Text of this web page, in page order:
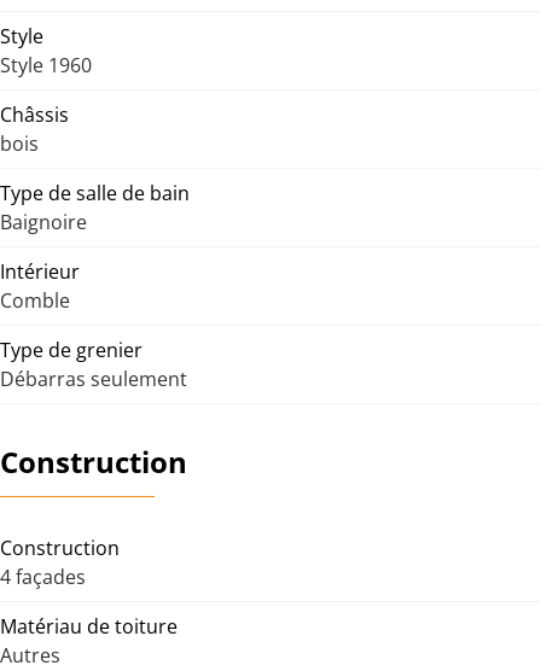
Style
Style 1960
Châssis
bois
Type de salle de bain
Baignoire
Intérieur
Comble
Type de grenier
Débarras seulement
Construction
Construction
4 façades
Matériau de toiture
Autres